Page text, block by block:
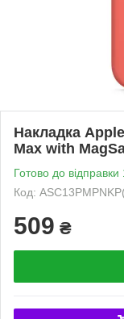
Накладка
Max with
Готово до відправки
Код:
509 ₴